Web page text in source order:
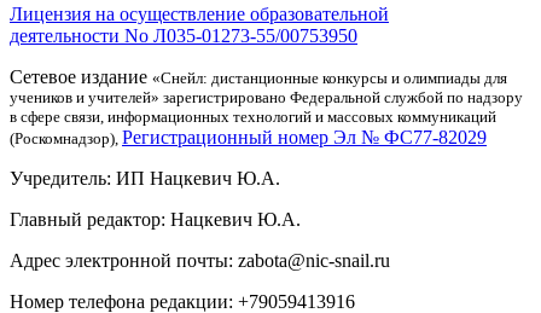
Лицензия на осуществление образовательной
деятельности No Л035-01273-55/00753950
Сетевое издание «Снейл: дистанционные конкурсы и олимпиады для
учеников и учителей» зарегистрировано Федеральной службой по надзору
в сфере связи, информационных технологий и массовых коммуникаций
(Роскомнадзор), Регистрационный номер Эл № ФС77-82029
Учредитель: ИП Нацкевич Ю.А.
Главный редактор: Нацкевич Ю.А.
Адрес электронной почты: zabota@nic-snail.ru
Номер телефона редакции: +79059413916